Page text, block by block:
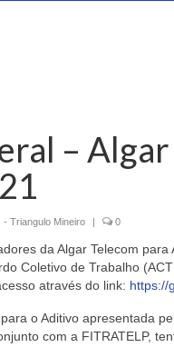
–
- Triangulo Mineiro | 0
da Algar Telecom
Coletivo de Trabalho
através do link: https://
o Aditivo apresentada
com a FITRATELP,